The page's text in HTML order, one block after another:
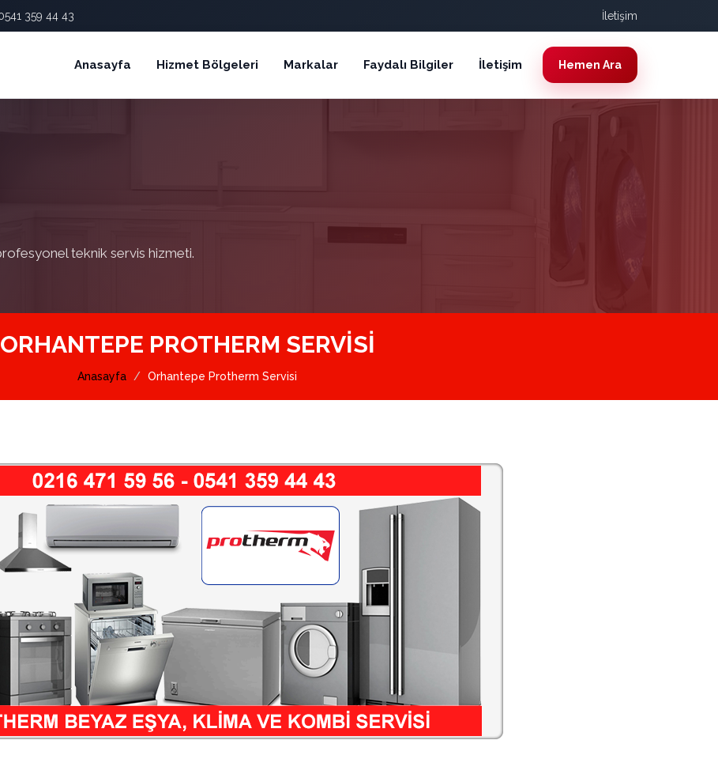
359 44 43 İletişim
Anasayfa Hizmet Bölgeleri Markalar Faydalı Bilgiler İletişim Hemen Ara
teknik servis hizmeti.
ORHANTEPE PROTHERM SERVISI
Anasayfa Orhantepe Protherm Servisi